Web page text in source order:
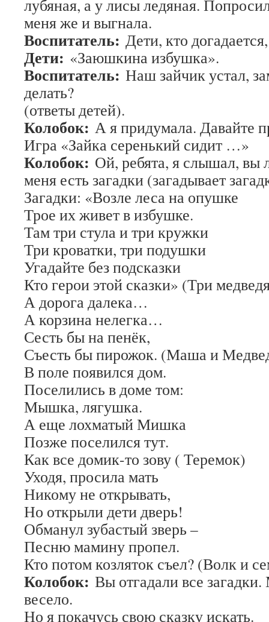
лубяная, а у лисы ледяная.
меня же и выгнала.
Воспитатель: Дети, кто
Дети: «Заюшкина избушка».
Воспитатель: Наш зайчик устал,
делать?
(ответы детей).
Колобок: А я придумала. Давайте
Игра «Зайка серенький сидит …»
Колобок: Ой, ребята, я слышал, вы
меня есть загадки (загадывает
Загадки: «Возле леса на опушке
Трое их живет в избушке.
Там три стула и три кружки
Три кроватки, три подушки
Угадайте без подсказки
Кто герои этой сказки» (Три
А дорога далека…
А корзина нелегка…
Сесть бы на пенёк,
Съесть бы пирожок. (Маша и
В поле появился дом.
Поселились в доме том:
Мышка, лягушка.
А еще лохматый Мишка
Позже поселился тут.
Как все домик-то зову ( Теремок)
Уходя, просила мать
Никому не открывать,
Но открыли дети дверь!
Обманул зубастый зверь –
Песню мамину пропел.
Кто потом козляток съел? (Волк и
Колобок: Вы отгадали все
весело.
Но я покачусь свою сказку искать.